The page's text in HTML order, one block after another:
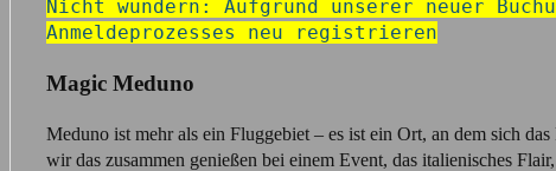
Nicht wundern: Aufgrund unserer neuer
Anmeldeprozesses neu registrieren
Magic Meduno
Meduno ist mehr als ein Fluggebiet – es ist ein Ort, an dem sich
wir das zusammen genießen bei einem Event, das italienisches